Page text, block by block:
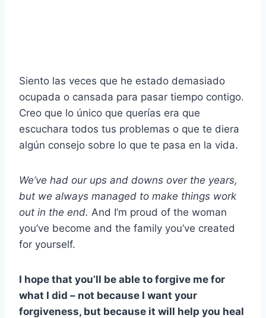
Siento las veces que he estado demasiado
ocupada o cansada para pasar tiempo contigo.
Creo que lo único que querías era que
escuchara todos tus problemas o que te diera
algún consejo sobre lo que te pasa en la vida.
We’ve had our ups and downs over the years,
but we always managed to make things work
out in the end. And I’m proud of the woman
you’ve become and the family you’ve created
for yourself.
I hope that you’ll be able to forgive me for
what I did – not because I want your
forgiveness, but because it will help you heal